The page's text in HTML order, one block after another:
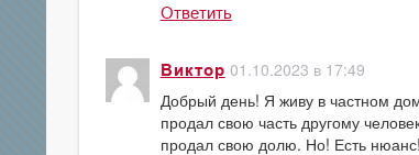
Ответить
Виктор 01.10.2023 в 17:49
Добрый день! Я живу в частном
продал свою часть другому
продал свою долю. Но! Есть